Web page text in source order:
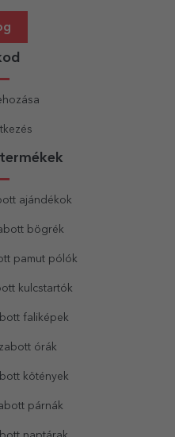
ajándékok
bögrék
pamut pólók
kulcstartók
faliképek
órák
kötények
párnák